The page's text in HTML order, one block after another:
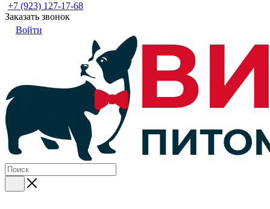
+7 (923) 127-17-68
Заказать звонок
Войти